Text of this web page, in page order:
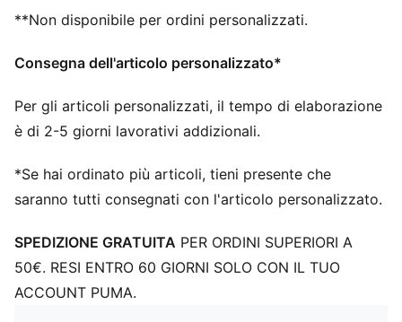
supporto
Soletta OrthoLite® X35 HYBRID per rimbalzo e
ammortizzazione
PUMAGRIP per garantire trazione su tutte le superfici
**Non disponibile per ordini personalizzati.
Consegna dell'articolo personalizzato*
Per gli articoli personalizzati, il tempo di elaborazione
è di 2-5 giorni lavorativi addizionali.
*Se hai ordinato più articoli, tieni presente che
saranno tutti consegnati con l'articolo personalizzato.
SPEDIZIONE GRATUITA PER ORDINI SUPERIORI A
50€. RESI ENTRO 60 GIORNI SOLO CON IL TUO
ACCOUNT PUMA.